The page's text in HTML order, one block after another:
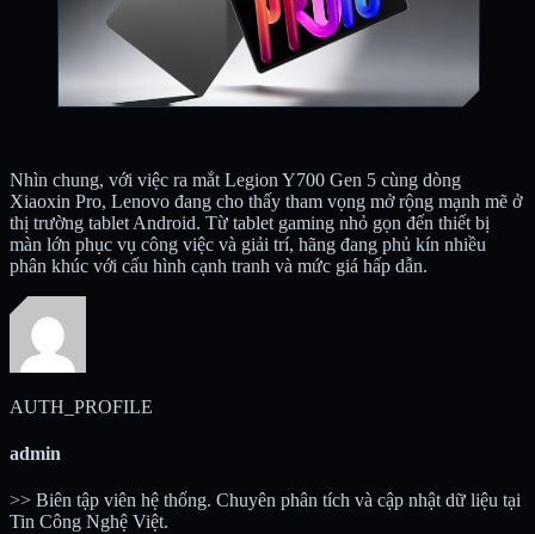
Nhìn chung, với việc ra mắt Legion Y700 Gen 5 cùng dòng
Xiaoxin Pro, Lenovo đang cho thấy tham vọng mở rộng mạnh mẽ ở
thị trường tablet Android. Từ tablet gaming nhỏ gọn đến thiết bị
màn lớn phục vụ công việc và giải trí, hãng đang phủ kín nhiều
phân khúc với cấu hình cạnh tranh và mức giá hấp dẫn.
AUTH_PROFILE
admin
>> Biên tập viên hệ thống. Chuyên phân tích và cập nhật dữ liệu tại
Tin Công Nghệ Việt.